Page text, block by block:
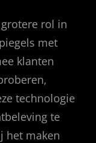
rol in
met
klanten
technologie
te
het maken